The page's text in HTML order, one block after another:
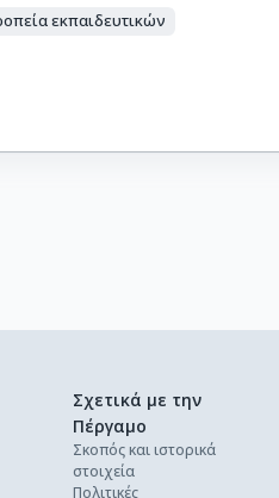
εκπαιδευτικών
Σχετικά με την
Πέργαμο
Σκοπός και ιστορικά
στοιχεία
Πολιτικές